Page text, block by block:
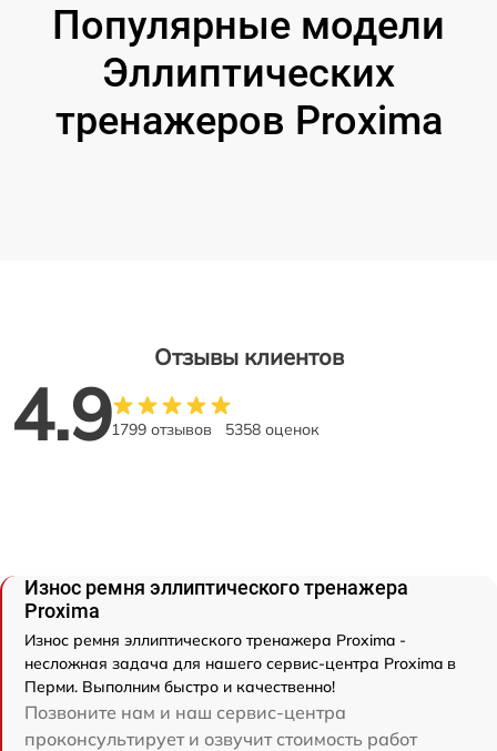
Популярные модели
Эллиптических
тренажеров Proxima
Отзывы клиентов
4.91799 отзывов 5358 оценок
Износ ремня эллиптического тренажера
Proxima
Износ ремня эллиптического тренажера Proxima -
несложная задача для нашего сервис-центра Proxima в
Перми. Выполним быстро и качественно!
Позвоните нам и наш сервис-центра
проконсультирует и озвучит стоимость работ